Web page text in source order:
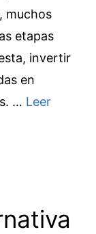
muchos
etapas
invertir
en
… Leer